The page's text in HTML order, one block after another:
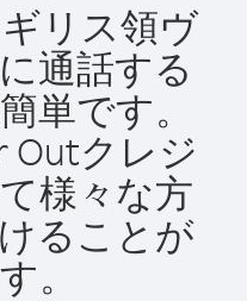
リス領ヴ
通話する
単です。
Outクレジ
様々な方
ることが
。